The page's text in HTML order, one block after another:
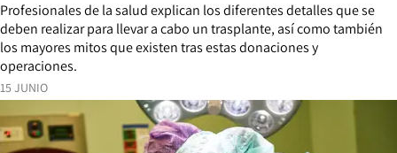
15 JUNIO
Profesionales de la salud explican los diferentes detalles que se
deben realizar para llevar a cabo un trasplante, así como también
los mayores mitos que existen tras estas donaciones y
operaciones.